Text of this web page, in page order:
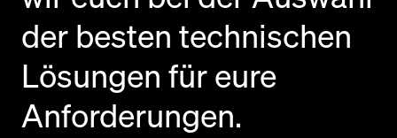
der besten technischen
Lösungen für eure
Anforderungen.